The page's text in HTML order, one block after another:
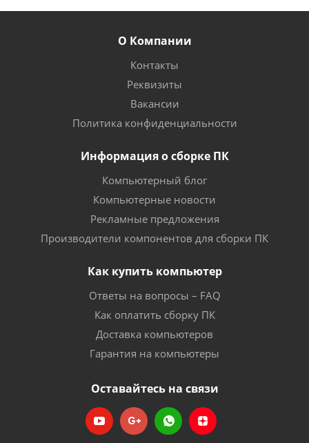
О Компании
Контакты
Реквизиты
Вакансии
Политика конфиденциальности
Информация о сборке ПК
Компьютерный блог
Компьютерные новости
Рекламные предложения
Производители компонентов для сборки ПК
Как купить компьютер
Ответы на вопросы – FAQ
Как оплатить сборку ПК
Доставка компьютеров
Гарантия на компьютеры
Оставайтесь на связи